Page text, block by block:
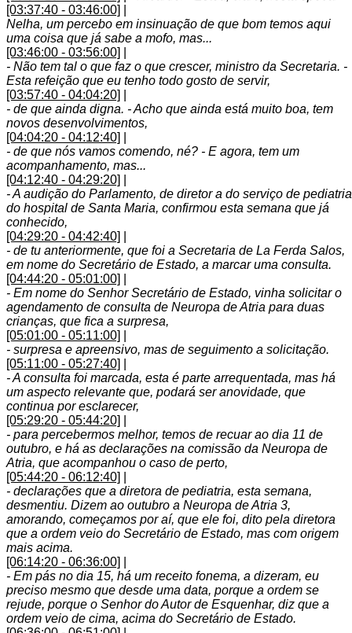
[03:37:40 - 03:46:00]
Nelha, um percebo em insinuação de que bom temos aqui
uma coisa que já sabe a mofo, mas...
[03:46:00 - 03:56:00]
- Não tem tal o que faz o que crescer, ministro da Secretaria. -
Esta refeição que eu tenho todo gosto de servir,
[03:57:40 - 04:04:20]
- de que ainda digna. - Acho que ainda está muito boa, tem
novos desenvolvimentos,
[04:04:20 - 04:12:40]
- de que nós vamos comendo, né? - E agora, tem um
acompanhamento, mas...
[04:12:40 - 04:29:20]
- A audição do Parlamento, de diretor a do serviço de pediatria
do hospital de Santa Maria, confirmou esta semana que já
conhecido,
[04:29:20 - 04:42:40]
- de tu anteriormente, que foi a Secretaria de La Ferda Salos,
em nome do Secretário de Estado, a marcar uma consulta.
[04:44:20 - 05:01:00]
- Em nome do Senhor Secretário de Estado, vinha solicitar o
agendamento de consulta de Neuropa de Atria para duas
crianças, que fica a surpresa,
[05:01:00 - 05:11:00]
- surpresa e apreensivo, mas de seguimento a solicitação.
[05:11:00 - 05:27:40]
- A consulta foi marcada, esta é parte arrequentada, mas há
um aspecto relevante que, podará ser anovidade, que
continua por esclarecer,
[05:29:20 - 05:44:20]
- para percebermos melhor, temos de recuar ao dia 11 de
outubro, e há as declarações na comissão da Neuropa de
Atria, que acompanhou o caso de perto,
[05:44:20 - 06:12:40]
- declarações que a diretora de pediatria, esta semana,
desmentiu. Dizem ao outubro a Neuropa de Atria 3,
amorando, começamos por aí, que ele foi, dito pela diretora
que a ordem veio do Secretário de Estado, mas com origem
mais acima.
[06:14:20 - 06:36:00]
- Em pás no dia 15, há um receito fonema, a dizeram, eu
preciso mesmo que desde uma data, porque a ordem se
rejude, porque o Senhor do Autor de Esquenhar, diz que a
ordem veio de cima, acima do Secretário de Estado.